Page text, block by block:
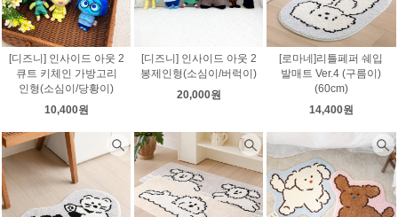
[디즈니] 인사이드 아웃 2
큐트 키체인 가방고리
인형(소심이/당황이)
10,400원
[디즈니] 인사이드 아웃 2
봉제인형(소심이/버럭이)
20,000원
[로마네]리틀페퍼 쉐입
발매트 Ver.4 (구름이)
(60cm)
14,400원